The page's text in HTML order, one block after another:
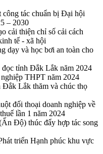
công tác chuẩn bị Đại hội
– 2030
cải thiện chỉ số cải cách
tế - xã hội
dạy và học bơi an toàn cho
đọc tỉnh Đắk Lắk năm 2024
THPT năm 2024
Lắk thăm và chúc thọ
đối thoại doanh nghiệp về
lần 1 năm 2024
Độ) thúc đẩy hợp tác song
triển Hạnh phúc khu vực